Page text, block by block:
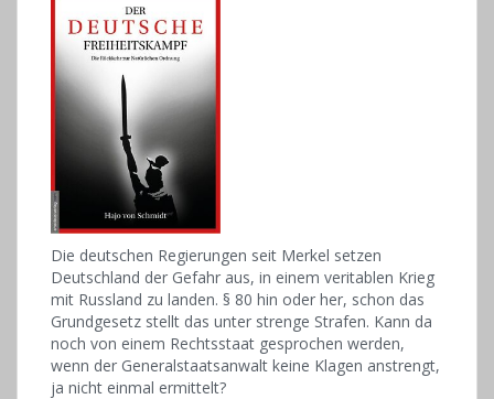
Die deutschen Regierungen seit Merkel setzen
Deutschland der Gefahr aus, in einem veritablen Krieg
mit Russland zu landen. § 80 hin oder her, schon das
Grundgesetz stellt das unter strenge Strafen. Kann da
noch von einem Rechtsstaat gesprochen werden,
wenn der Generalstaatsanwalt keine Klagen anstrengt,
ja nicht einmal ermittelt?